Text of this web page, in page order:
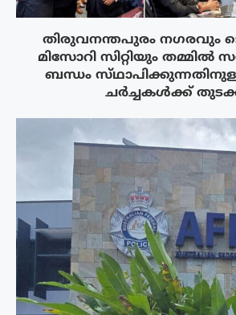
തിരുവനന്തപുരം നഗരവും
മിസോറി സിറ്റിയും
ബന്ധം
ചർച്ചകൾക്ക്